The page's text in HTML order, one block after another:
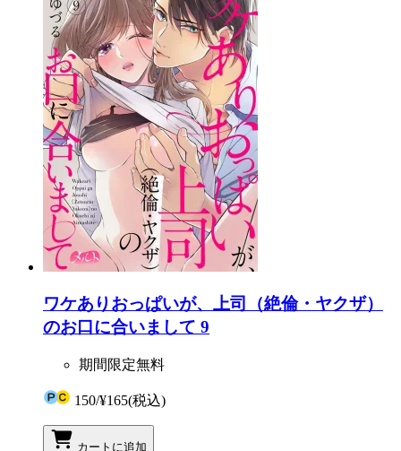
ワケありおっぱいが、上司（絶倫・ヤクザ）
のお口に合いまして 9
期間限定無料
150/¥165(税込)
カートに追加